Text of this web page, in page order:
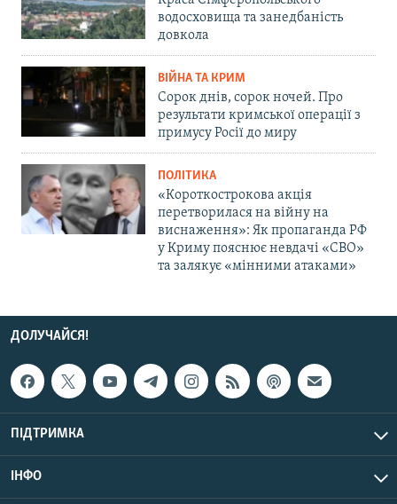
водосховища та занедбаність
довкола
ВІЙНА ТА КРИМ
Сорок днів, сорок ночей. Про
результати кримської операції з
примусу Росії до миру
ПОЛІТИКА
«Короткострокова акція
перетворилася на війну на
виснаження»: Як пропаганда РФ
у Криму пояснює невдачі «СВО»
та залякує «мінними атаками»
ДОЛУЧАЙСЯ!
ПІДТРИМКА
ІНФО